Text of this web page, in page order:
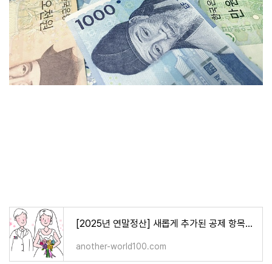
[2025년 연말정산] 새롭게 추가된 공제 항목과 혜택 (2024년 귀속)
another-world100.com